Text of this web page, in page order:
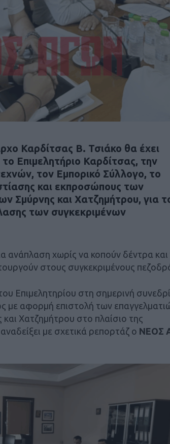
Καρδίτσας Β. Τσιάκο θα έχει
Επιμελητήριο Καρδίτσας, την
τον Εμπορικό Σύλλογο, το
και εκπροσώπους των
Σμύρνης και Χατζημήτρου, για
των συγκεκριμένων
ανάπλαση χωρίς να κοπούν δέντρα και
στους συγκεκριμένους
Επιμελητηρίου στη σημερινή
με αφορμή επιστολή των
Χατζημήτρου στο πλαίσιο της
με σχετικά ρεπορτάζ ο ΝΕΟΣ